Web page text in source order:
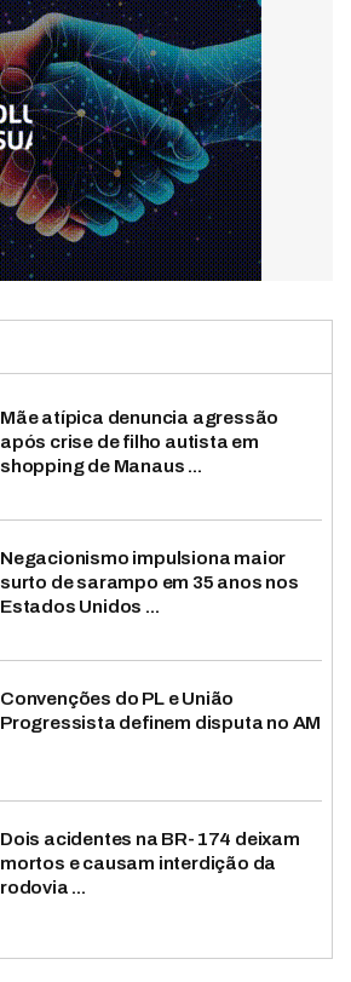
Mãe atípica denuncia agressão
após crise de filho autista em
shopping de Manaus ...
Negacionismo impulsiona maior
surto de sarampo em 35 anos nos
Estados Unidos ...
Convenções do PL e União
Progressista definem disputa no AM
Dois acidentes na BR-174 deixam
mortos e causam interdição da
rodovia ...